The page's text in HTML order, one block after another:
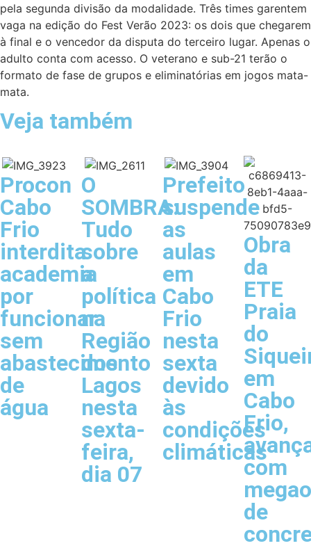
pela segunda divisão da modalidade. Três times garentem
vaga na edição do Fest Verão 2023: os dois que chegarem
à final e o vencedor da disputa do terceiro lugar. Apenas o
adulto conta com acesso. O veterano e sub-21 terão o
formato de fase de grupos e eliminatórias em jogos mata-
mata.
Veja também
Procon
Cabo
Frio
interdita
academia
por
funcionar
sem
abastecimento
de
água
O
SOMBRA:
Tudo
sobre
a
política
na
Região
dos
Lagos
nesta
sexta-
feira,
dia 07
Prefeito
suspende
as
aulas
em
Cabo
Frio
nesta
sexta
devido
às
condições
climáticas
Obra
da
ETE
Praia
do
em
Cabo
Frio,
com
de